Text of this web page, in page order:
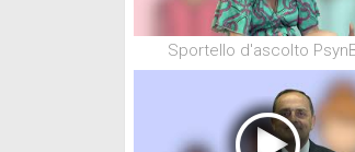
Sportello d'ascolto